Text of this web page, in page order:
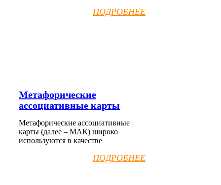
ПОДРОБНЕЕ
Метафорические
ассоциативные карты
Метафорические ассоциативные
карты (далее – МАК) широко
используются в качестве
ПОДРОБНЕЕ